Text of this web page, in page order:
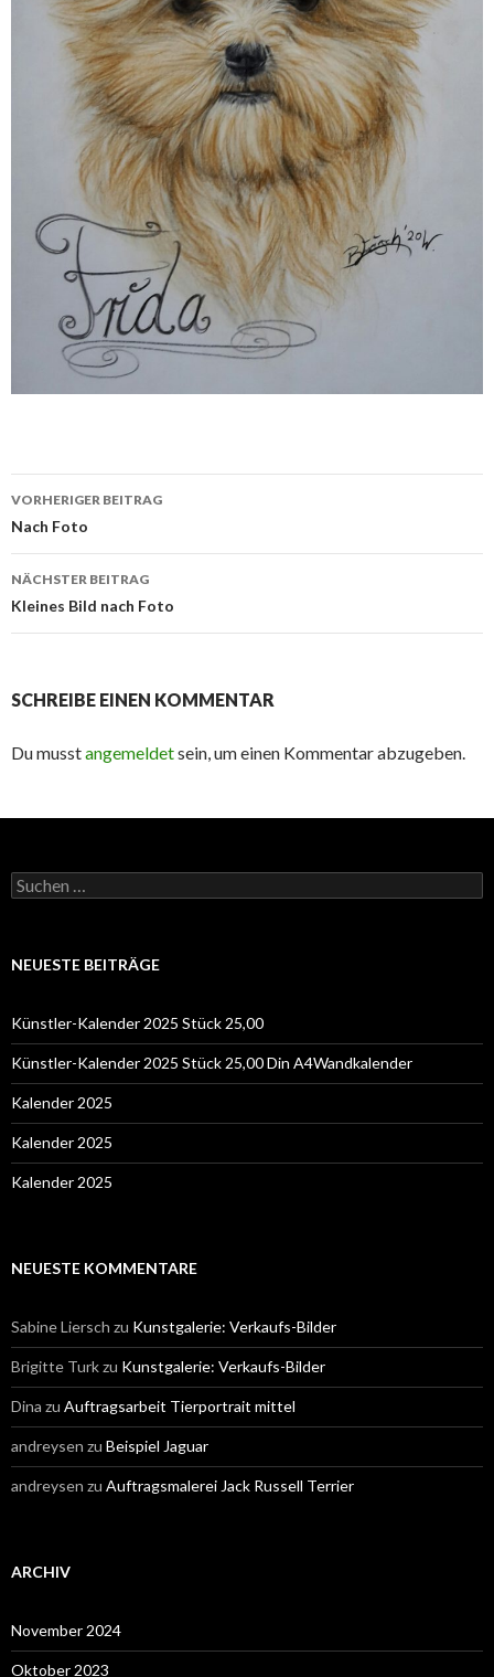
Beitrags-
Navigation
VORHERIGER BEITRAG
Nach Foto
NÄCHSTER BEITRAG
Kleines Bild nach Foto
SCHREIBE EINEN KOMMENTAR
Du musstangemeldetsein, um einen Kommentar abzugeben.
Suchen
nach:
NEUESTE BEITRÄGE
Künstler-Kalender 2025 Stück 25,00
Künstler-Kalender 2025 Stück 25,00 Din A4Wandkalender
Kalender 2025
Kalender 2025
Kalender 2025
NEUESTE KOMMENTARE
Sabine Liersch zu Kunstgalerie: Verkaufs-Bilder
Brigitte Turkzu Kunstgalerie: Verkaufs-Bilder
Dina zu Auftragsarbeit Tierportrait mittel
andreysen zu Beispiel Jaguar
andreysen zu Auftragsmalerei Jack Russell Terrier
ARCHIV
November 2024
Oktober 2023